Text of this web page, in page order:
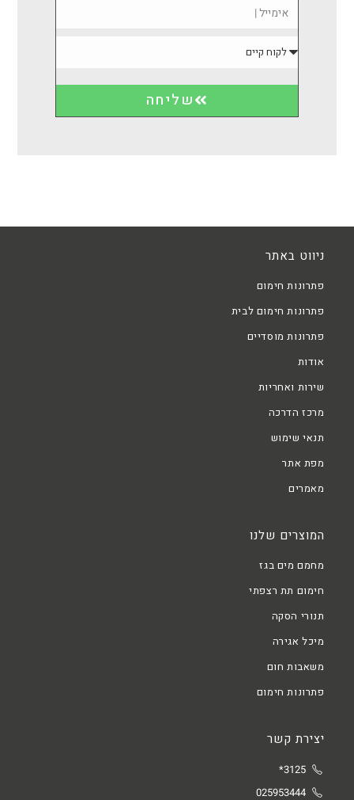
שליחה
ניווט באתר
פתרונות חימום
פתרונות חימום לבית
פתרונות מוסדיים
אודות
שירות ואחריות
מרכז הדרכה
תנאי שימוש
מפת אתר
מאמרים
המוצרים שלנו
מחמם מים בגז
חימום תת רצפתי
תנורי הסקה
מיכל אגירה
משאבות חום
פתרונות חימום
יצירת קשר
3125*
025953444